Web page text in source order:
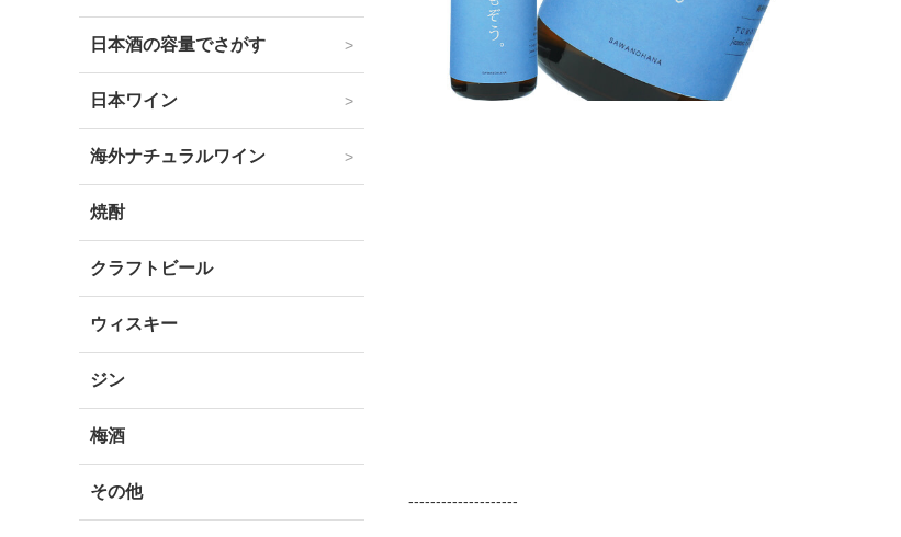
--------------------
日本酒の容量でさがす
日本ワイン
海外ナチュラルワイン
焼酎
クラフトビール
ウィスキー
ジン
梅酒
その他